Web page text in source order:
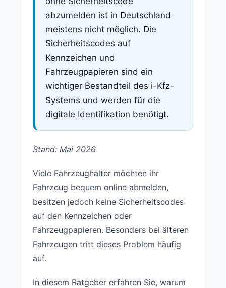
abzumelden ist in Deutschland
meistens nicht möglich. Die
Sicherheitscodes auf
Kennzeichen und
Fahrzeugpapieren sind ein
wichtiger Bestandteil des i-Kfz-
Systems und werden für die
digitale Identifikation benötigt.
Stand: Mai 2026
Viele Fahrzeughalter möchten ihr
Fahrzeug bequem online abmelden,
besitzen jedoch keine Sicherheitscodes
auf den Kennzeichen oder
Fahrzeugpapieren. Besonders bei älteren
Fahrzeugen tritt dieses Problem häufig
auf.
In diesem Ratgeber erfahren Sie, warum